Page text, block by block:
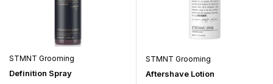
STMNT Grooming
Definition Spray
STMNT Grooming
Aftershave Lotion